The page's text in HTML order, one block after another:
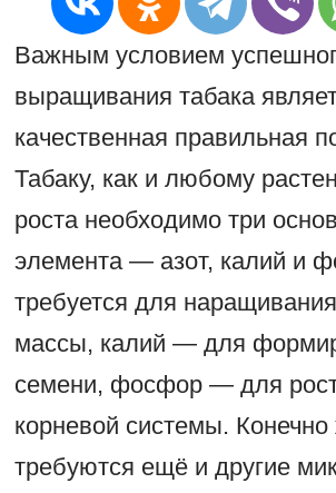
Важным условием
выращивания табака
качественная правильная
Табаку, как и любому
роста необходимо три
элемента — азот, калий и
требуется для
массы, калий — для
семени, фосфор — для
корневой системы. Конечно
требуются ещё и другие